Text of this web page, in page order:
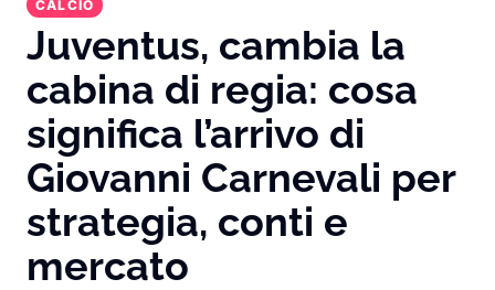
CALCIO
Juventus, cambia la
cabina di regia: cosa
significa l’arrivo di
Giovanni Carnevali per
strategia, conti e
mercato